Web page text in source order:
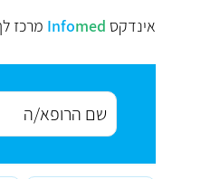
אינדקס Infomed מרכז